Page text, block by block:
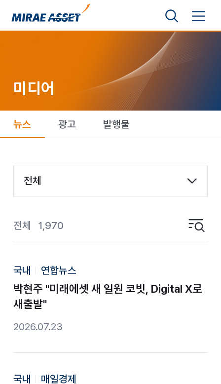
미디어
뉴스 광고 발행물
전체
전체 1,970
국내 연합뉴스
박현주 "미래에셋 새 일원 코빗, Digital X로
새출발"
2026.07.23
국내 매일경제